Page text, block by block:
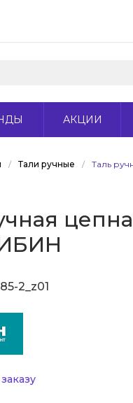
АКЦИИ
/ Тали ручные / Таль
2_z01